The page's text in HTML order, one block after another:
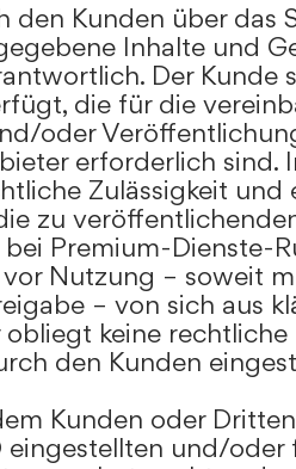
Kunden über das
Inhalte und
Der Kunde
die für die
oder
erforderlich sind.
Zulässigkeit
zu
bei Premium-Dienste-
Nutzung – soweit
– von sich aus
obliegt keine
den Kunden
Kunden oder
eingestellten und/